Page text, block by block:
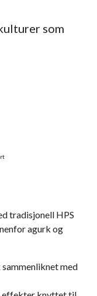
som
tradisjonell HPS
agurk og
med